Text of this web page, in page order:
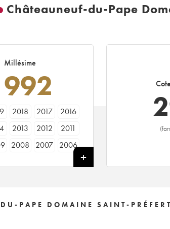
Châteauneuf-du-Pape
Millésime
2018 2017
2016
2013 2012
2011
2008 2007
2006
PAPE DOMAINE SAINT-